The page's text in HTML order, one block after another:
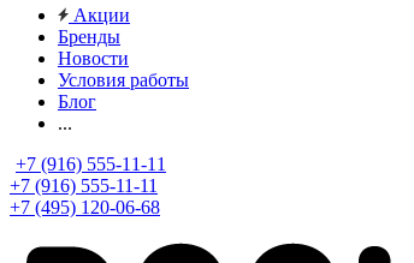
Акции
Бренды
Новости
Условия работы
Блог
...
+7 (916) 555-11-11
+7 (916) 555-11-11
+7 (495) 120-06-68